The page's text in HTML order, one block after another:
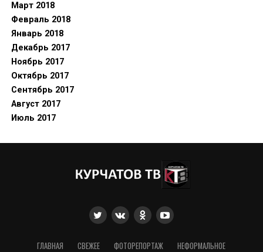
Март 2018
Февраль 2018
Январь 2018
Декабрь 2017
Ноябрь 2017
Октябрь 2017
Сентябрь 2017
Август 2017
Июль 2017
ГЛАВНАЯ СВЕЖЕЕ ФОТОРЕПОРТАЖ
НЕФОРМАЛЬНОЕ